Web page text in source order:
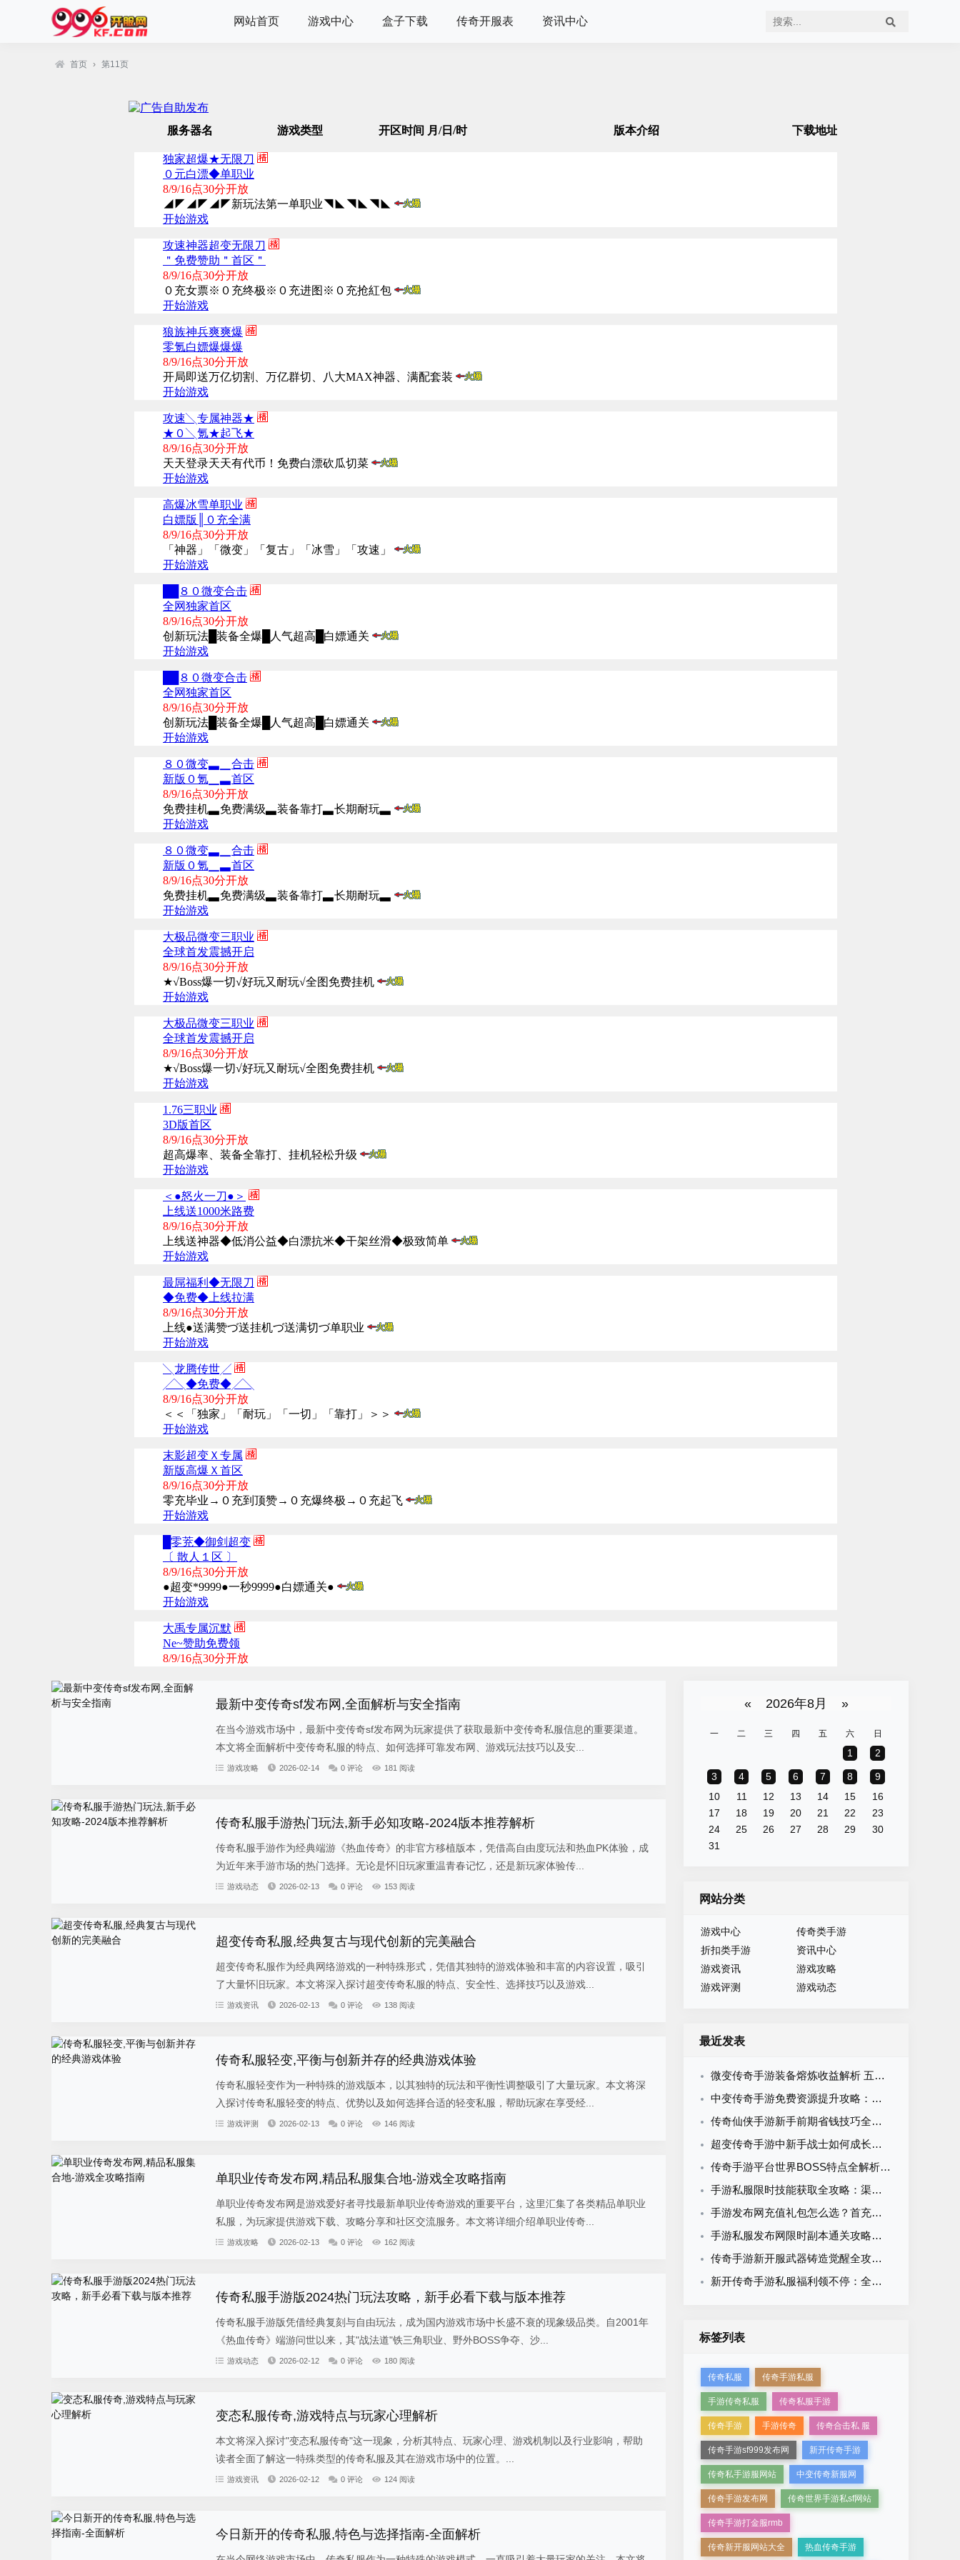
网站首页 游戏中心 盒子下载 传奇开服表 资讯中心
首页 › 第11页
最新中变传奇sf发布网,全面解析与安全指南
在当今游戏市场中，最新中变传奇sf发布网为玩家提供了获取最新中变传奇私服信息的重要渠道。
本文将全面解析中变传奇私服的特点、如何选择可靠发布网、游戏玩法技巧以及安...
游戏攻略 2026-02-14 0 评论 181 阅读
传奇私服手游热门玩法,新手必知攻略-2024版本推荐解析
传奇私服手游作为经典端游《热血传奇》的非官方移植版本，凭借高自由度玩法和热血PK体验，成
为近年来手游市场的热门选择。无论是怀旧玩家重温青春记忆，还是新玩家体验传...
游戏动态 2026-02-13 0 评论 153 阅读
超变传奇私服,经典复古与现代创新的完美融合
超变传奇私服作为经典网络游戏的一种特殊形式，凭借其独特的游戏体验和丰富的内容设置，吸引
了大量怀旧玩家。本文将深入探讨超变传奇私服的特点、安全性、选择技巧以及游戏...
游戏资讯 2026-02-13 0 评论 138 阅读
传奇私服轻变,平衡与创新并存的经典游戏体验
传奇私服轻变作为一种特殊的游戏版本，以其独特的玩法和平衡性调整吸引了大量玩家。本文将深
入探讨传奇私服轻变的特点、优势以及如何选择合适的轻变私服，帮助玩家在享受经...
游戏评测 2026-02-13 0 评论 146 阅读
单职业传奇发布网,精品私服集合地-游戏全攻略指南
单职业传奇发布网是游戏爱好者寻找最新单职业传奇游戏的重要平台，这里汇集了各类精品单职业
私服，为玩家提供游戏下载、攻略分享和社区交流服务。本文将详细介绍单职业传奇...
游戏攻略 2026-02-13 0 评论 162 阅读
传奇私服手游版2024热门玩法攻略，新手必看下载与版本推荐
传奇私服手游版凭借经典复刻与自由玩法，成为国内游戏市场中长盛不衰的现象级品类。自2001年
《热血传奇》端游问世以来，其"战法道"铁三角职业、野外BOSS争夺、沙...
游戏动态 2026-02-12 0 评论 180 阅读
变态私服传奇,游戏特点与玩家心理解析
本文将深入探讨"变态私服传奇"这一现象，分析其特点、玩家心理、游戏机制以及行业影响，帮助
读者全面了解这一特殊类型的传奇私服及其在游戏市场中的位置。...
游戏资讯 2026-02-12 0 评论 124 阅读
今日新开的传奇私服,特色与选择指南-全面解析
« 2026年8月 »
一 二 三 四 五 六 日
1 2
3 4 5 6 7 8
9
10
11 12 13 14 15
16
17
18 19 20 21 22
23
24
25 26 27 28 29
30
31
网站分类
游戏中心
传奇类手游
折扣类手游
资讯中心
游戏资讯
游戏攻略
游戏评测
游戏动态
最近发表
微变传奇手游装备熔炼收益解析 五大等级属性增幅免费材料获取攻略
中变传奇手游免费资源提升攻略：零氪玩家战力逆袭每日资源高效利用指南
传奇仙侠手游新手前期省钱技巧全攻略：零氪微氪资源规划与消费避坑指南
超变传奇手游中新手战士如何成长：从一刀被秒到全服霸主的进阶路线
传奇手游平台世界BOSS特点全解析：刷新机制与击杀策略
手游私服限时技能获取全攻略：渠道周期与材料准备指南
手游发布网充值礼包怎么选？首充月卡累充限时礼包性价比全解析
手游私服发布网限时副本通关攻略：时间分配与效率打法全解析
传奇手游新开服武器铸造觉醒全攻略：从入门到神兵的系统养成指南
新开传奇手游私服福利领不停：全类型福利拆解与最大化领取攻略
标签列表
传奇私服 传奇手游私服
手游传奇私服 传奇私服手游
传奇手游 手游传奇 传奇合击私 服
传奇手游sf999发布网 新开传奇手游
传奇私手游服网站 中变传奇新服网
传奇手游发布网 传奇世界手游私sf网站
传奇手游打金服rmb
传奇新开服网站大全 热血传奇手游